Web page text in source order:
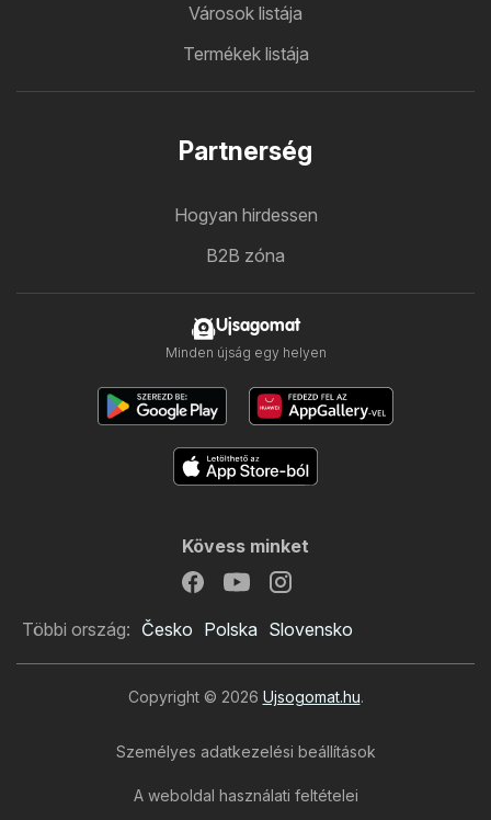
Városok listája
Termékek listája
Partnerség
Hogyan hirdessen
B2B zóna
Ujsagomat
Minden újság egy helyen
Kövess minket
Többi ország: Česko Polska Slovensko
Copyright © 2026 Ujsogomat.hu.
Személyes adatkezelési beállítások
A weboldal használati feltételei